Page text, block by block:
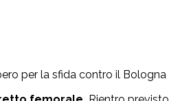
per la sfida contro il Bologna